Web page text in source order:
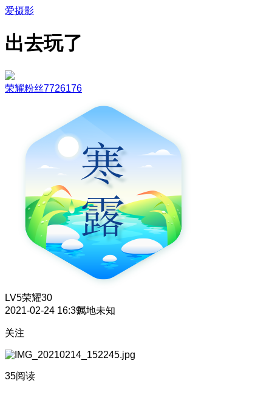
爱摄影
出去玩了
荣耀粉丝7726176
LV5荣耀30
2021-02-24 16:39属地未知
关注
35阅读